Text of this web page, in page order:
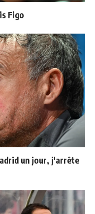
Figo
un jour, j'arrête